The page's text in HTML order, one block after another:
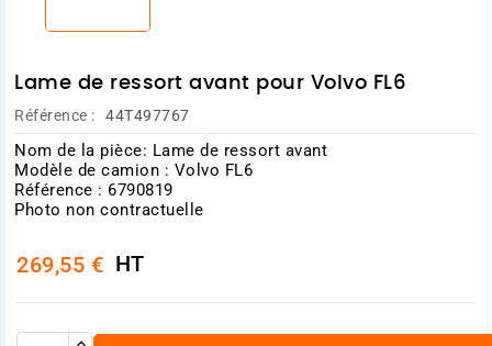
Lame de ressort avant pour Volvo FL6
Référence : 44T497767
Nom de la pièce: Lame de ressort avant
Modèle de camion : Volvo FL6
Référence : 6790819
Photo non contractuelle
269,55 € HT